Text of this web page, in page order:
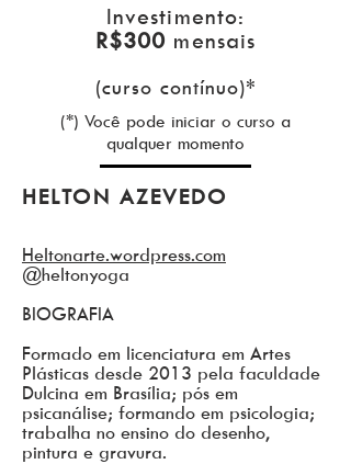
Investimento:
R$300 mensais
(curso contínuo)*
(*) Você pode iniciar o curso a
qualquer momento
HELTON AZEVEDO
Heltonarte.wordpress.com
@heltonyoga
BIOGRAFIA
Formado em licenciatura em Artes
Plásticas desde 2013 pela faculdade
Dulcina em Brasília; pós em
psicanálise; formando em psicologia;
trabalha no ensino do desenho,
pintura e gravura.